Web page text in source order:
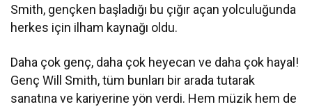
Smith, gençken başladığı bu çığır açan yolculuğunda
herkes için ilham kaynağı oldu.
Daha çok genç, daha çok heyecan ve daha çok hayal!
Genç Will Smith, tüm bunları bir arada tutarak
sanatına ve kariyerine yön verdi. Hem müzik hem de